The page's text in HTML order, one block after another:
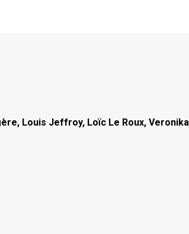
Louis Jeffroy, Loïc Le Roux, Veronika